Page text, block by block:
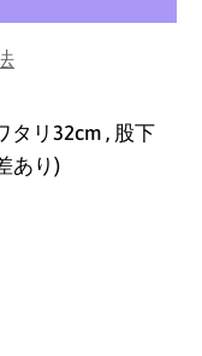
タリ32cm , 股下
あり)